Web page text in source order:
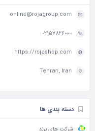
online@rojagroup.com
02157826000
https://rojashop.com
Tehran, Iran
دسته بندی ها
شرکت های برند